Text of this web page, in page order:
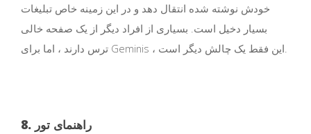
خودش نوشته شده انتقال دهد و در این زمینه خاص تبلیغات
بسیار دخیل است. بسیاری از افراد دیگر از یک صفحه خالی
8. راهنمای تور